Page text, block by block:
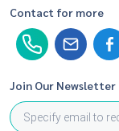
Contact for more
Join Our Newsletter